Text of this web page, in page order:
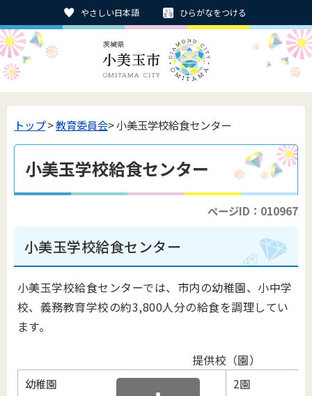
やさしい日本語 ひらがなをつける
トップ>教育委員会> 小美玉学校給食センター
小美玉学校給食センター
ページID：010967
小美玉学校給食センター
小美玉学校給食センターでは、市内の幼稚園、小中学
校、義務教育学校の約3,800人分の給食を調理してい
ます。
提供校（園）
幼稚園
2園